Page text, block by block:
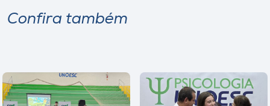
Confira também